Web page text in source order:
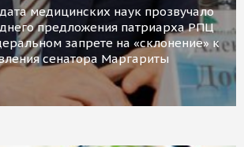
медицинских наук прозвучало
предложения патриарха РПЦ
запрете на «склонение» к
сенатора Маргариты